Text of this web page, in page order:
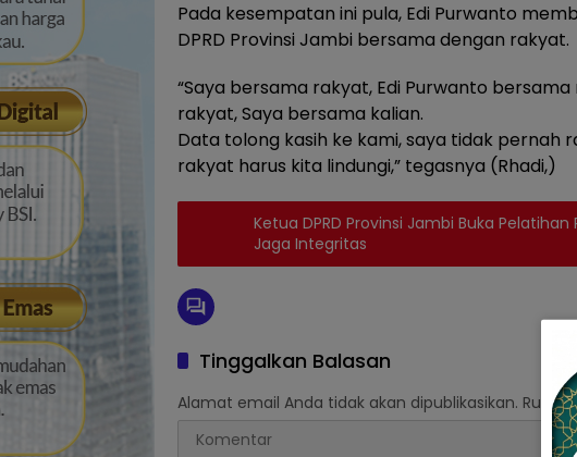
Pada kesempatan ini pula, Edi Purwanto
DPRD Provinsi Jambi bersama dengan rakyat.
“Saya bersama rakyat, Edi Purwanto
rakyat, Saya bersama kalian.
Data tolong kasih ke kami, saya tidak pernah
rakyat harus kita lindungi,” tegasnya (Rhadi,)
Ketua DPRD Provinsi Jambi Buka
Jaga Integritas
Tinggalkan Balasan
Alamat email Anda tidak akan dipublikasikan. Ruas